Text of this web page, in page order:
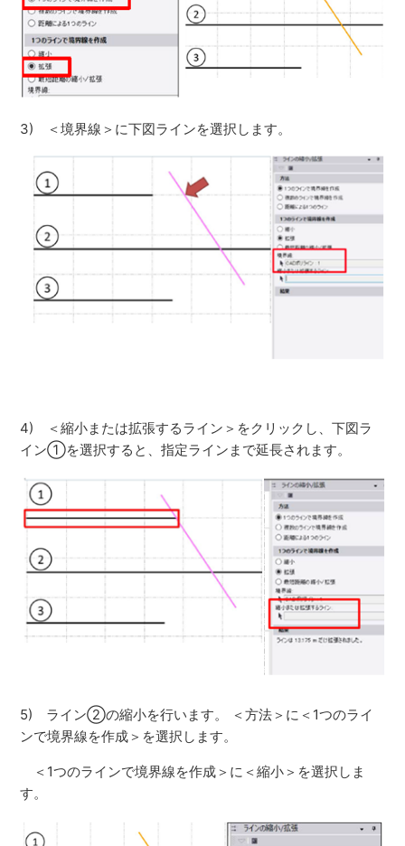
3) ＜境界線＞に下図ラインを選択します。
4) ＜縮小または拡張するライン＞をクリックし、下図ラ
イン①を選択すると、指定ラインまで延長されます。
5) ライン②の縮小を行います。 ＜方法＞に＜1つのライ
ンで境界線を作成＞を選択します。
＜1つのラインで境界線を作成＞に＜縮小＞を選択しま
す。